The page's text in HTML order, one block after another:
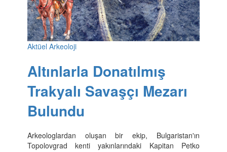
Aktüel Arkeoloji
Altınlarla Donatılmış
Trakyalı Savaşçı Mezarı
Bulundu
Arkeologlardan oluşan bir ekip, Bulgaristan'ın
Topolovgrad kenti yakınlarındaki Kapitan Petko